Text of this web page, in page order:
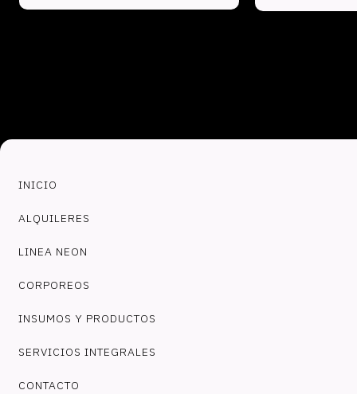
INICIO
ALQUILERES
LINEA NEON
CORPOREOS
INSUMOS Y PRODUCTOS
SERVICIOS INTEGRALES
CONTACTO